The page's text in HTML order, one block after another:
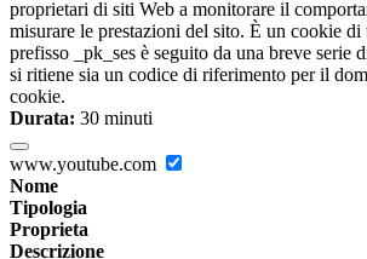
proprietari di siti Web a monitorare il
misurare le prestazioni del sito. È un cookie
prefisso _pk_ses è seguito da una breve serie
si ritiene sia un codice di riferimento per il
cookie.
Durata: 30 minuti
www.youtube.com
Nome
Tipologia
Proprieta
Descrizione